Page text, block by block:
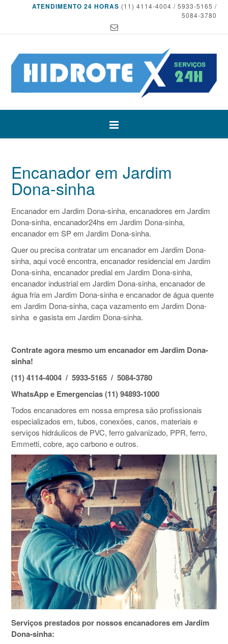
ATENDIMENTO 24 HORAS (11) 4114-4004 / 5933-5165 /
5084-3780
Encanador em Jardim
Dona-sinha
Encanador em Jardim Dona-sinha, encanadores em Jardim
Dona-sinha, encanador24hs em Jardim Dona-sinha,
encanador em SP em Jardim Dona-sinha.
Quer ou precisa contratar um encanador em Jardim Dona-
sinha, aqui você encontra, encanador residencial em Jardim
Dona-sinha, encanador predial em Jardim Dona-sinha,
encanador industrial em Jardim Dona-sinha, encanador de
água fria em Jardim Dona-sinha e encanador de água quente
em Jardim Dona-sinha, caça vazamento em Jardim Dona-
sinha e gasista em Jardim Dona-sinha.
Contrate agora mesmo um encanador em Jardim Dona-
sinha!
(11) 4114-4004 / 5933-5165 / 5084-3780
WhatsApp e Emergencias (11) 94893-1000
Todos encanadores em nossa empresa são profissionais
especializados em, tubos, conexões, canos, materiais e
serviços hidráulicos de PVC, ferro galvanizado, PPR, ferro,
Emmetti, cobre, aço carbono e outros.
Serviços prestados por nossos encanadores em Jardim
Dona-sinha: